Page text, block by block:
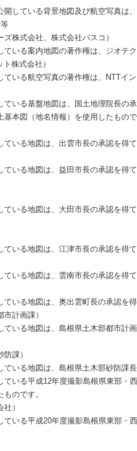
開している背景地図及び航空写真は
ズ株式会社、株式会社パスコ）
ている案内地図の著作権は、ジオテ
ト株式会社）
ている航空写真の著作権は、NTTイ
ている基盤地図は、国土地理院長の
基本図（地名情報）を使用したもの
ている地図は、出雲市長の承認を得
ている地図は、益田市長の承認を得
ている地図は、大田市長の承認を得
ている地図は、江津市長の承認を得
ている地図は、雲南市長の承認を得
ている地図は、奥出雲町長の承認を
計画課）
ている地図は、島根県土木部都市計
課）
ている地図は、島根県土木部砂防課
ている平成12年度撮影島根県東部・
のです。
）
ている平成20年度撮影島根県東部・